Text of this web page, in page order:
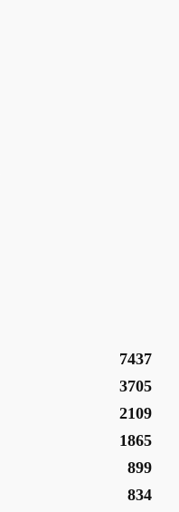
7437
3705
2109
1865
899
834